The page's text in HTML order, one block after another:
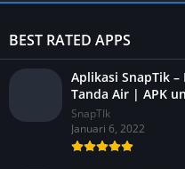
BEST RATED APPS
Aplikasi SnapTik
Tanda Air | APK
SnapTIk
Januari 6, 2022